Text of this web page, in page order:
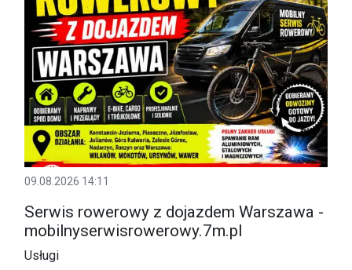
09.08.2026 14:11
Serwis rowerowy z dojazdem Warszawa -
mobilnyserwisrowerowy.7m.pl
Usługi